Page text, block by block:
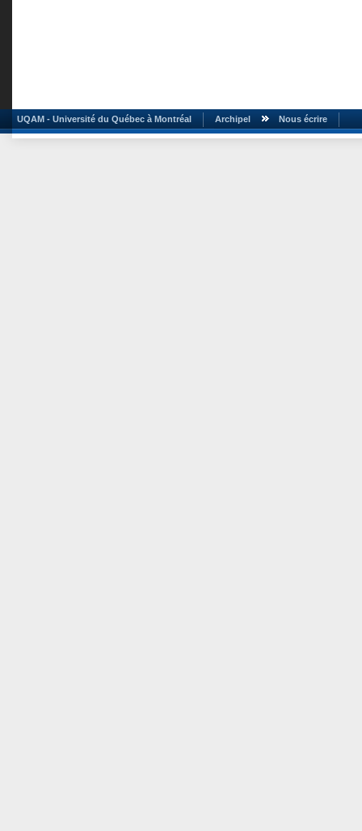
UQAM - Université du Québec à Montréal Archipel Nous écrire